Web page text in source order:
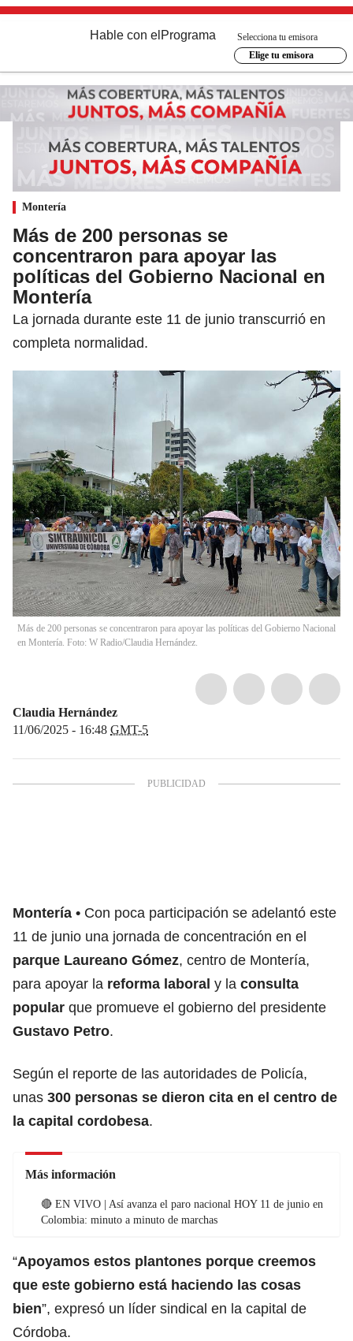
Hable con el Programa
Selecciona tu emisora
Elige tu emisora
Montería
Más de 200 personas se
concentraron para apoyar las
políticas del Gobierno Nacional en
Montería
La jornada durante este 11 de junio transcurrió en
completa normalidad.
Más de 200 personas se concentraron para apoyar las políticas del Gobierno Nacional
en Montería. Foto: W Radio/Claudia Hernández.
Claudia Hernández
11/06/2025 - 16:48 GMT-5
Montería
Con poca participación se adelantó este
11 de junio una jornada de concentración en el
parque Laureano Gómez, centro de Montería,
para apoyar la reforma laboral y la consulta
popular que promueve el gobierno del presidente
Gustavo Petro.
Según el reporte de las autoridades de Policía,
unas 300 personas se dieron cita en el centro de
la capital cordobesa.
Más información
🔴 EN VIVO | Así avanza el paro nacional HOY 11 de junio en
Colombia: minuto a minuto de marchas
“Apoyamos estos plantones porque creemos
que este gobierno está haciendo las cosas
bien”, expresó un líder sindical en la capital de
Córdoba.